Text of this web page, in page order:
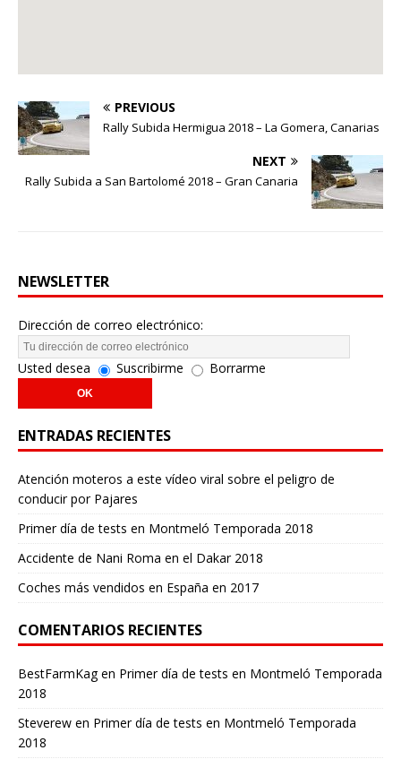
PREVIOUS
Rally Subida Hermigua 2018 – La Gomera, Canarias
NEXT
Rally Subida a San Bartolomé 2018 – Gran Canaria
NEWSLETTER
Dirección de correo electrónico:
Usted desea Suscribirme Borrarme
ENTRADAS RECIENTES
Atención moteros a este vídeo viral sobre el peligro de
conducir por Pajares
Primer día de tests en Montmeló Temporada 2018
Accidente de Nani Roma en el Dakar 2018
Coches más vendidos en España en 2017
COMENTARIOS RECIENTES
BestFarmKagen Primer día de tests en Montmeló Temporada
2018
Steverew en Primer día de tests en Montmeló Temporada
2018